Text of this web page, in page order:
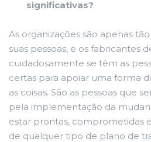
significativas?
As organizações são apenas
suas pessoas, e os fabricantes
cuidadosamente se têm as
certas para apoiar uma forma
as coisas. São as pessoas que
pela implementação da
estar prontas, comprometidas
de qualquer tipo de plano de